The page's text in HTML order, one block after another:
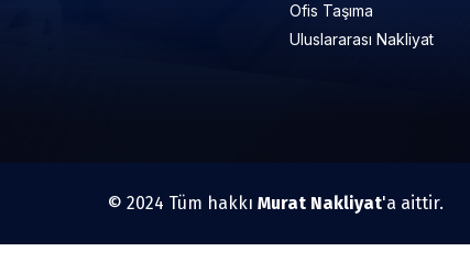
Ofis Taşıma
Uluslararası Nakliyat
© 2024 Tüm hakkı Murat Nakliyat'a aittir.